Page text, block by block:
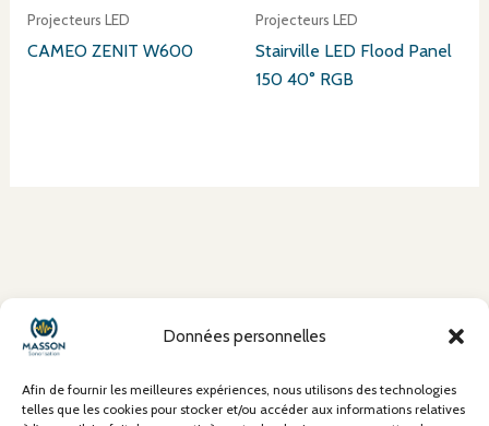
Données personnelles
Afin de fournir les meilleures expériences, nous utilisons des technologies
telles que les cookies pour stocker et/ou accéder aux informations relatives
Projecteurs LED
CAMEO ZENIT W600
Projecteurs LED
Stairville LED Flood Panel
150 40° RGB
Mentions Légales
Politique de confidentialité